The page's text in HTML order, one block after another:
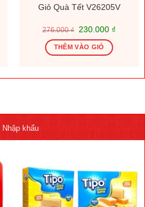
Giỏ Quà Tết V26205V
276.000₫
Giá
là:
276.000 ₫.
230.000 ₫Giá
THÊM VÀO GIỎ
Nhập khẩu